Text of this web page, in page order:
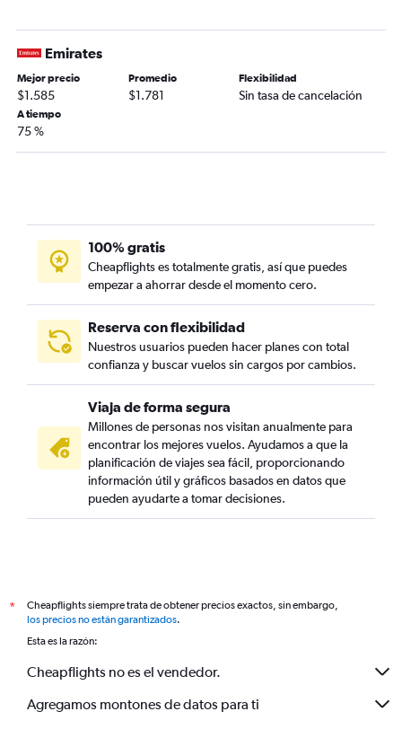
Emirates
Mejor precio
$1.585
Promedio
$1.781
Flexibilidad
Sin tasa de cancelación
A tiempo
75 %
100% gratis
Cheapflights es totalmente gratis, así que puedes
empezar a ahorrar desde el momento cero.
Reserva con flexibilidad
Nuestros usuarios pueden hacer planes con total
confianza y buscar vuelos sin cargos por cambios.
Viaja de forma segura
Millones de personas nos visitan anualmente para
encontrar los mejores vuelos. Ayudamos a que la
planificación de viajes sea fácil, proporcionando
información útil y gráficos basados en datos que
pueden ayudarte a tomar decisiones.
*
Cheapflights siempre trata de obtener precios exactos, sin embargo,
los precios no están garantizados.
Esta es la razón:
Cheapflights no es el vendedor.
Agregamos montones de datos para ti